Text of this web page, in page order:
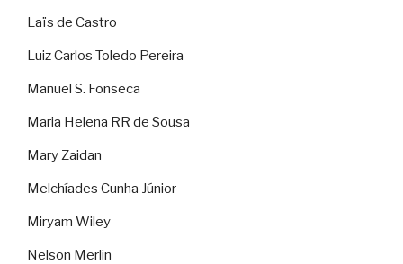
Laïs de Castro
Luiz Carlos Toledo Pereira
Manuel S. Fonseca
Maria Helena RR de Sousa
Mary Zaidan
Melchíades Cunha Júnior
Miryam Wiley
Nelson Merlin